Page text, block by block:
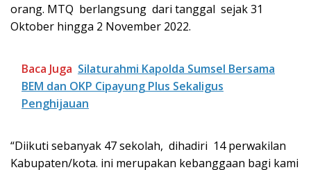
orang. MTQ berlangsung dari tanggal sejak 31
Oktober hingga 2 November 2022.
Baca Juga Silaturahmi Kapolda Sumsel Bersama
BEM dan OKP Cipayung Plus Sekaligus
Penghijauan
“Diikuti sebanyak 47 sekolah, dihadiri 14 perwakilan
Kabupaten/kota. ini merupakan kebanggaan bagi kami